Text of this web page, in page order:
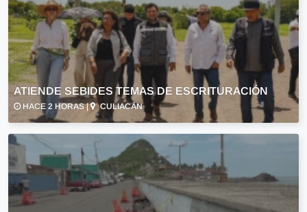
ATIENDE SEBIDES TEMAS DE ESCRITURACIÓN
HACE 2 HORAS | CULIACÁN